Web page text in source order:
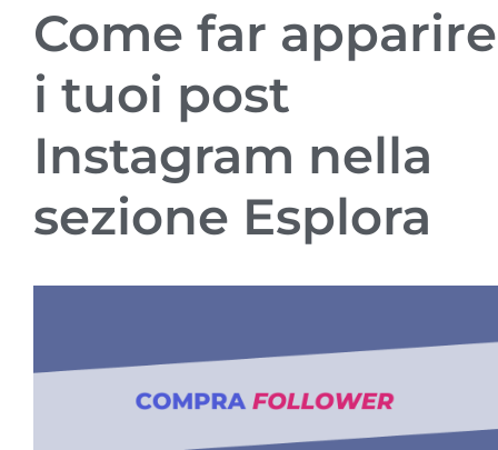
Come far apparire
i tuoi post
Instagram nella
sezione Esplora